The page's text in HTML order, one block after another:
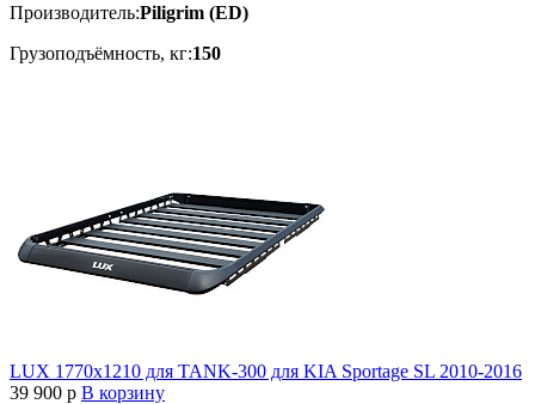
Производитель:Piligrim (ED)
Грузоподъёмность, кг:150
LUX 1770х1210 для TANK-300 для KIA Sportage SL 2010-2016
39 900 p В корзину